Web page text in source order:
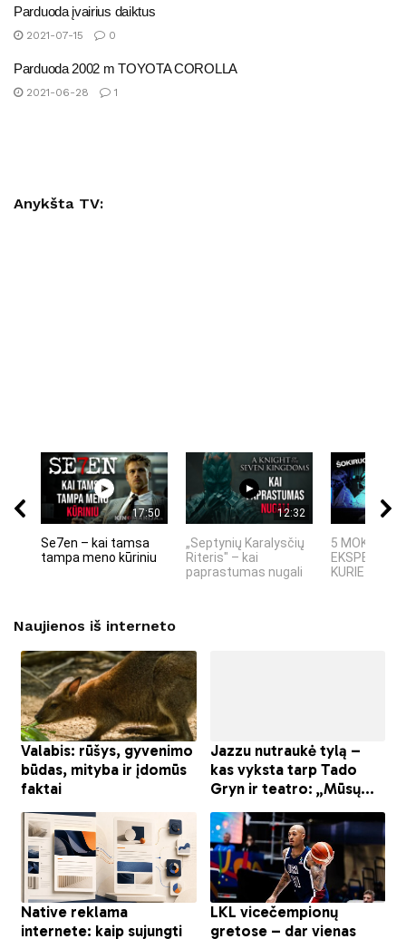
Parduoda įvairius daiktus
2021-07-15 0
Parduoda 2002 m TOYOTA COROLLA
2021-06-28 1
Anykšta TV:
17:50
Se7en – kai tamsa
tampa meno kūriniu
12:32
„Septynių Karalysčių
Riteris" – kai
paprastumas nugali
5 MOKSLINIAI
KURIE
Naujienos iš interneto